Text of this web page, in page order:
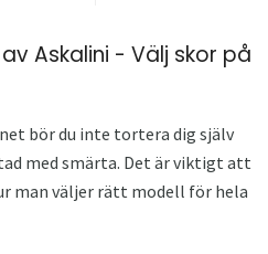
Askalini - Välj skor på
bör du inte tortera dig själv
med smärta. Det är viktigt att
man väljer rätt modell för hela